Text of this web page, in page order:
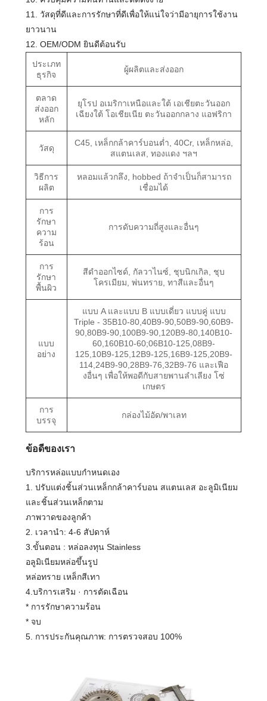
11. วัสดุที่ดีและการรักษาที่ดีเพื่อให้แน่ใจว่ามีอายุการใช้งาน
ยาวนาน
12. OEM/ODM ยินดีต้อนรับ
ประเภท
ธุรกิจ
ผู้ผลิตและส่งออก
ตลาด
ส่งออก
หลัก
ยุโรป อเมริกาเหนือและใต้ เอเชียตะวันออก
เฉียงใต้ โอเชียเนีย ตะวันออกกลาง แอฟริกา
วัสดุ
C45, เหล็กกล้าคาร์บอนต่ำ, 40Cr, เหล็กหล่อ,
สแตนเลส, ทองแดง ฯลฯ
วิธีการ
ผลิต
หลอมแล้วกลึง, hobbed ถ้าจำเป็นก็สามารถ
เชื่อมได้
การ
รักษา
ความ
ร้อน
การดับความถี่สูงและอื่นๆ
การ
รักษา
พื้นผิว
สีดำออกไซด์, กัลวาไนซ์, ชุบนิกเกิล, ชุบ
โครเมียม, พ่นทราย, ทาสีและอื่นๆ
แบบ
อย่าง
แบบ A และแบบ B แบบเดี่ยว แบบคู่ แบบ
Triple - 35B10-80,40B9-90,50B9-90,60B9-
90,80B9-90,100B9-90,120B9-80,140B10-
60,160B10-60;06B10-125,08B9-
125,10B9-125,12B9-125,16B9-125,20B9-
114,24B9-90,28B9-76,32B9-76 และเฟือ
งอื่นๆ เพื่อให้พอดีกับสายพานลำเลียง โซ่
เกษตร
การ
บรรจุ
กล่องไม้อัด/พาเลท
ข้อดีของเรา
บริการหล่อแบบกำหนดเอง
1. ปรับแต่งชิ้นส่วนเหล็กกล้าคาร์บอน สแตนเลส อะลูมิเนียม
และชิ้นส่วนเหล็กตาม
ภาพวาดของลูกค้า
2. เวลานำ: 4-6 สัปดาห์
3.ขั้นตอน : หล่อลงทุน Stainless
อลูมิเนียมหล่อขึ้นรูป
หล่อทราย เหล็กสีเทา
4.บริการเสริม · การตัดเฉือน
* การรักษาความร้อน
* จบ
5. การประกันคุณภาพ: การตรวจสอบ 100%